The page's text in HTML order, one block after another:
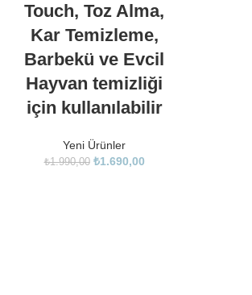
Touch, Toz Alma,
Kar Temizleme,
Barbekü ve Evcil
Hayvan temizliği
için kullanılabilir
Yeni Ürünler
₺1.990,00 ₺1.690,00